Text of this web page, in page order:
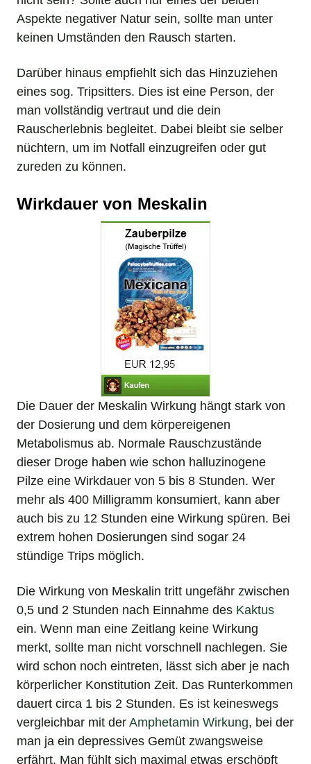
Aspekte negativer Natur sein, sollte man unter
keinen Umständen den Rausch starten.
Darüber hinaus empfiehlt sich das Hinzuziehen
eines sog. Tripsitters. Dies ist eine Person, der
man vollständig vertraut und die dein
Rauscherlebnis begleitet. Dabei bleibt sie selber
nüchtern, um im Notfall einzugreifen oder gut
zureden zu können.
Wirkdauer von Meskalin
Die Dauer der Meskalin Wirkung hängt stark von
der Dosierung und dem körpereigenen
Metabolismus ab. Normale Rauschzustände
dieser Droge haben wie schon halluzinogene
Pilze eine Wirkdauer von 5 bis 8 Stunden. Wer
mehr als 400 Milligramm konsumiert, kann aber
auch bis zu 12 Stunden eine Wirkung spüren. Bei
extrem hohen Dosierungen sind sogar 24
stündige Trips möglich.
Die Wirkung von Meskalin tritt ungefähr zwischen
0,5 und 2 Stunden nach Einnahme des Kaktus
ein. Wenn man eine Zeitlang keine Wirkung
merkt, sollte man nicht vorschnell nachlegen. Sie
wird schon noch eintreten, lässt sich aber je nach
körperlicher Konstitution Zeit. Das Runterkommen
dauert circa 1 bis 2 Stunden. Es ist keineswegs
vergleichbar mit der Amphetamin Wirkung, bei der
man ja ein depressives Gemüt zwangsweise
erfährt. Man fühlt sich maximal etwas erschöpft